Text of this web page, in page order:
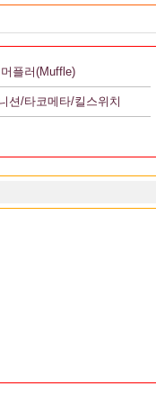
플러(Muffle)
션/타코메타/킬스위치